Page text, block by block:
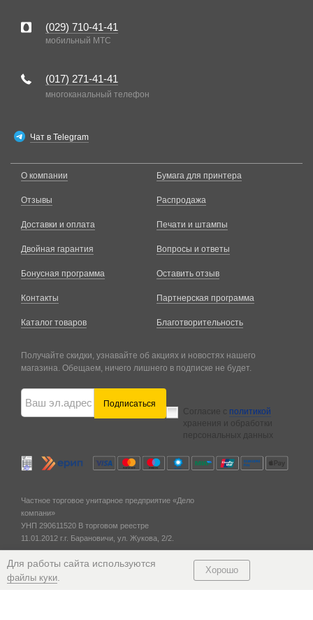
(029) 710-41-41
мобильный MTC
(017) 271-41-41
многоканальный телефон
Чат в Telegram
О компании
Отзывы
Доставки и оплата
Двойная гарантия
Бонусная программа
Контакты
Каталог товаров
Бумага для принтера
Распродажа
Печати и штампы
Вопросы и ответы
Оставить отзыв
Партнерская программа
Благотворительность
Получайте скидки, узнавайте об акциях и новостях нашего
магазина. Обещаем, ничего лишнего в подписке не будет.
Подписаться
Согласие с политикой
хранения и обработки
персональных данных
Частное торговое унитарное предприятие «Дело
компани»
УНП 290611520 В торговом реестре
11.01.2012 г. г. Барановичи, ул. Жукова, 2/2.
© 2011 — 2026
Для работы сайта используются
файлы куки
Хорошо